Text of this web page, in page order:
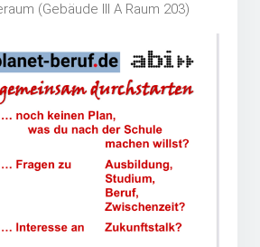
(Gebäude III A Raum 203)